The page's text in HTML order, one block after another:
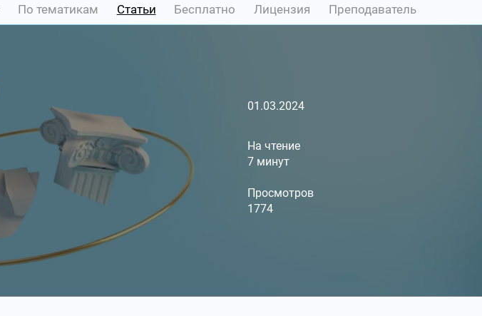
По тематикам Статьи Бесплатно Лицензия Преподаватель
01.03.2024
На чтение
7 минут
Просмотров
1774